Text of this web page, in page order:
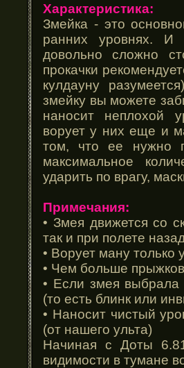
Характеристика:
Змейка - это
ранних уровнях.
довольно сложно
прокачки
кулдауну
змейку вы можете
наносит неплохой
ворует у них еще и
том, что ее нужно
максимальное
ударить по врагу,
Примечания:
• Змея движется со
так и при полете
• Ворует ману только
• Чем больше
• Если змея
(то есть блинк или
• Наносит чистый
(от нашего ульта)
Начиная с Доты
видимости в тумане